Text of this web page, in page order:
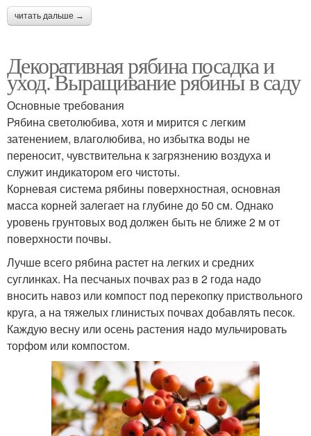
читать дальше →
Декоративная рябина посадка и
уход. Выращивание рябины в саду
Основные требования
Рябина светолюбива, хотя и мирится с легким
затенением, влаголюбива, но избытка воды не
переносит, чувствительна к загрязнению воздуха и
служит индикатором его чистоты.
Корневая система рябины поверхностная, основная
масса корней залегает на глубине до 50 см. Однако
уровень грунтовых вод должен быть не ближе 2 м от
поверхности почвы.
Лучше всего рябина растет на легких и средних
суглинках. На песчаных почвах раз в 2 года надо
вносить навоз или компост под перекопку приствольного
круга, а на тяжелых глинистых почвах добавлять песок.
Каждую весну или осень растения надо мульчировать
торфом или компостом.